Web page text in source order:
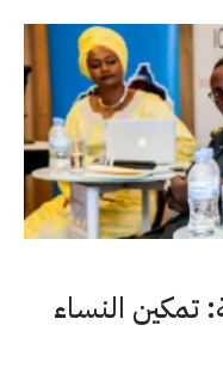
تمكين النساء